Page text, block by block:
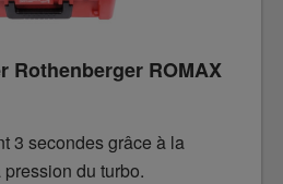
Rothenberger ROMAX
3 secondes grâce à la
du turbo.